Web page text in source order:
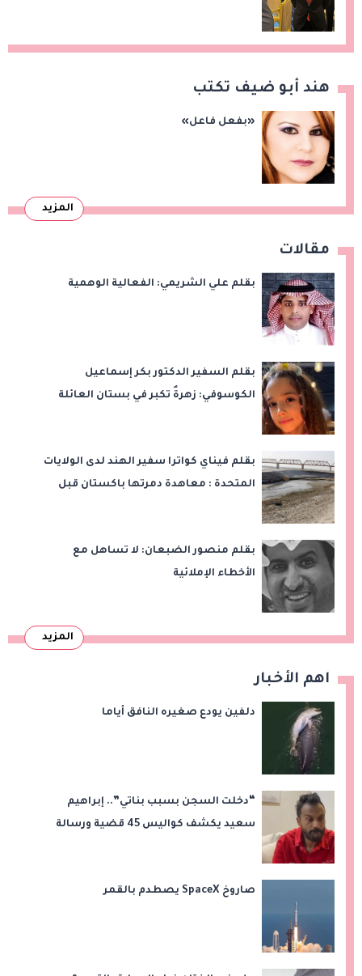
هند أبو ضيف تكتب
«بفعل فاعل»
المزيد
مقالات
بقلم علي الشريمي: الفعالية الوهمية
بقلم السفير الدكتور بكر إسماعيل
الكوسوفي: زهرةٌ تكبر في بستان العائلة
بقلم فيناي كواترا سفير الهند لدى الولايات
المتحدة : معاهدة دمرتها باكستان قبل
بقلم منصور الضبعان: لا تساهل مع
الأخطاء الإملائية
المزيد
اهم الأخبار
دلفين يودع صغيره النافق أياما
“دخلت السجن بسبب بناتي”.. إبراهيم
سعيد يكشف كواليس 45 قضية ورسالة
صاروخ SpaceX يصطدم بالقمر